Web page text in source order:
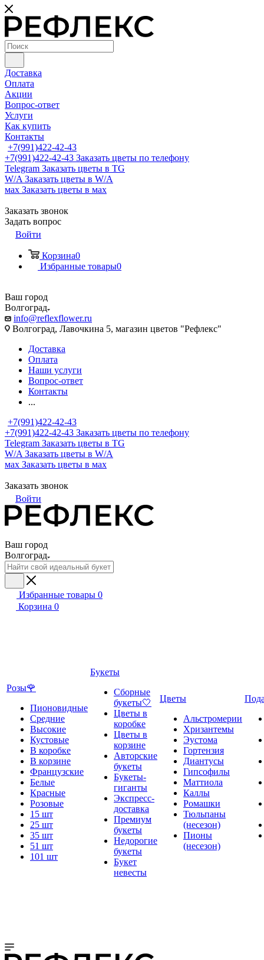
Доставка
Оплата
Акции
Вопрос-ответ
Услуги
Как купить
Контакты
+7(991)422-42-43
+7(991)422-42-43 Заказать цветы по телефону
Telegram Заказать цветы в TG
W/A Заказать цветы в W/A
мах Заказать цветы в мах
Заказать звонок
Задать вопрос
Войти
Корзина0
Избранные товары0
Ваш город
Волгоград
info@reflexflower.ru
Волгоград, Лавочкина 5, магазин цветов "Рефлекс"
Доставка
Оплата
Наши услуги
Вопрос-ответ
Контакты
...
+7(991)422-42-43
+7(991)422-42-43 Заказать цветы по телефону
Telegram Заказать цветы в TG
W/A Заказать цветы в W/A
мах Заказать цветы в мах
Заказать звонок
Войти
Ваш город
Волгоград
Избранные товары 0
Корзина 0
Розы🌹
Пионовидные
Средние
Высокие
Кустовые
В коробке
В корзине
Французские
Белые
Красные
Розовые
15 шт
25 шт
35 шт
51 шт
101 шт
Букеты
Сборные
букеты🤍
Цветы в
коробке
Цветы в
корзине
Авторские
букеты
Букеты-
гиганты
Экспресс-
доставка
Премиум
букеты
Недорогие
букеты
Букет
невесты
Цветы
Альстромерии
Хризантемы
Эустома
Гортензия
Диантусы
Гипсофилы
Маттиола
Каллы
Ромашки
Тюльпаны
(несезон)
Пионы
(несезон)